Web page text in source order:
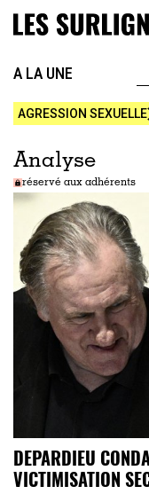
A LA UNE
AGRESSION SEXUELLE
Analyse
réservé aux adhérents
DEPARDIEU
VICTIMISATION